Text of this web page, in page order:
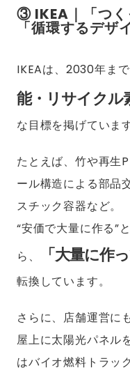
③ IKEA｜「つく
「循環するデザ
IKEAは、2030年ま
能・リサイクル
な目標を掲げています
たとえば、竹や再生
ール構造による部品
スチック容器など。
“安価で大量に作る”
ら、
「大量に作
転換しています。
さらに、店舗運営に
屋上に太陽光パネル
はバイオ燃料トラッ